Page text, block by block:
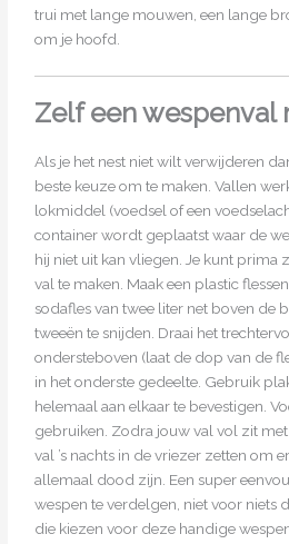
trui met lange mouwen, een lange
om je hoofd.
Zelf een wespenval
Als je het nest niet wilt verwijderen
beste keuze om te maken. Vallen
lokmiddel (voedsel of een
container wordt geplaatst waar de
hij niet uit kan vliegen. Je kunt prima
val te maken. Maak een plastic
sodafles van twee liter net boven de
tweeën te snijden. Draai het
ondersteboven (laat de dop van de
in het onderste gedeelte. Gebruik
helemaal aan elkaar te bevestigen.
gebruiken. Zodra jouw val vol zit
val ’s nachts in de vriezer zetten om
allemaal dood zijn. Een super
wespen te verdelgen, niet voor niets
die kiezen voor deze handige